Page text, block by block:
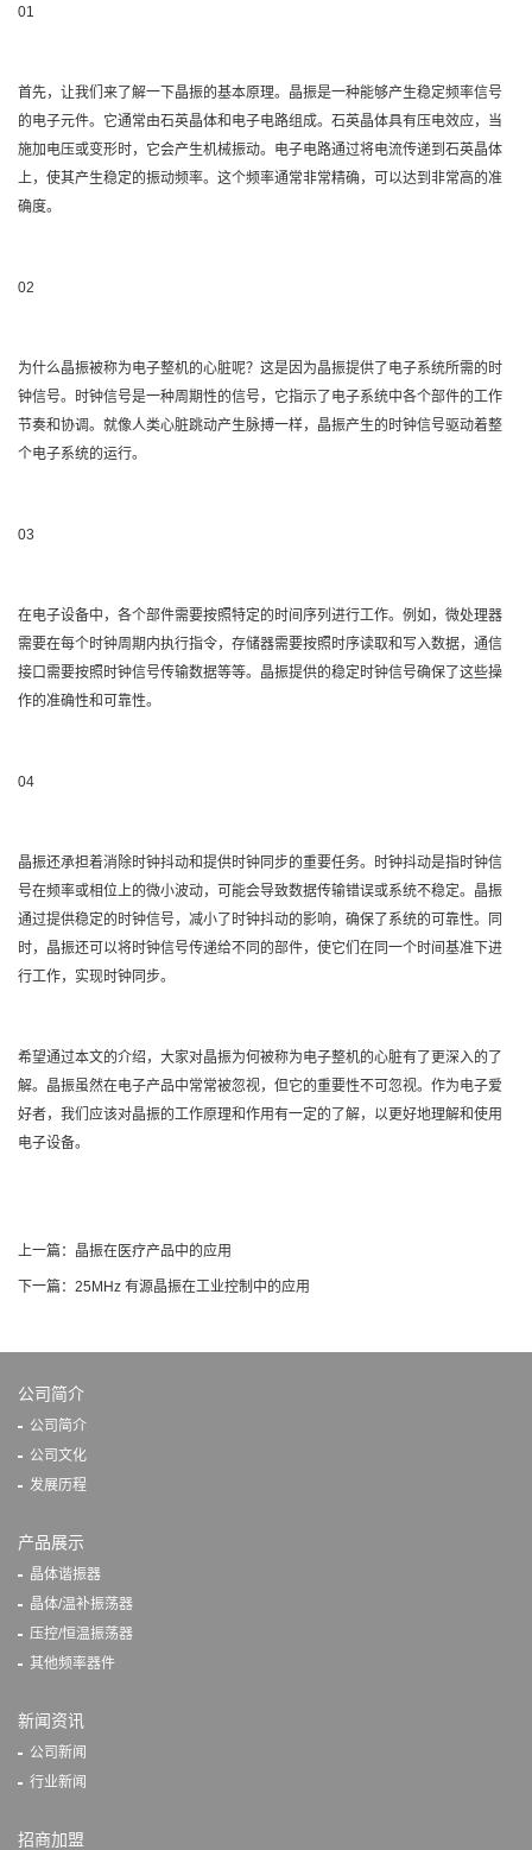
01
首先，让我们来了解一下晶振的基本原理。晶振是一种能够产生稳定频率信号
的电子元件。它通常由石英晶体和电子电路组成。石英晶体具有压电效应，当
施加电压或变形时，它会产生机械振动。电子电路通过将电流传递到石英晶体
上，使其产生稳定的振动频率。这个频率通常非常精确，可以达到非常高的准
确度。
02
为什么晶振被称为电子整机的心脏呢？这是因为晶振提供了电子系统所需的时
钟信号。时钟信号是一种周期性的信号，它指示了电子系统中各个部件的工作
节奏和协调。就像人类心脏跳动产生脉搏一样，晶振产生的时钟信号驱动着整
个电子系统的运行。
03
在电子设备中，各个部件需要按照特定的时间序列进行工作。例如，微处理器
需要在每个时钟周期内执行指令，存储器需要按照时序读取和写入数据，通信
接口需要按照时钟信号传输数据等等。晶振提供的稳定时钟信号确保了这些操
作的准确性和可靠性。
04
晶振还承担着消除时钟抖动和提供时钟同步的重要任务。时钟抖动是指时钟信
号在频率或相位上的微小波动，可能会导致数据传输错误或系统不稳定。晶振
通过提供稳定的时钟信号，减小了时钟抖动的影响，确保了系统的可靠性。同
时，晶振还可以将时钟信号传递给不同的部件，使它们在同一个时间基准下进
行工作，实现时钟同步。
希望通过本文的介绍，大家对晶振为何被称为电子整机的心脏有了更深入的了
解。晶振虽然在电子产品中常常被忽视，但它的重要性不可忽视。作为电子爱
好者，我们应该对晶振的工作原理和作用有一定的了解，以更好地理解和使用
电子设备。
上一篇： 晶振在医疗产品中的应用
下一篇： 25MHz 有源晶振在工业控制中的应用
公司简介
公司简介
公司文化
发展历程
产品展示
晶体谐振器
晶体/温补振荡器
压控/恒温振荡器
其他频率器件
新闻资讯
公司新闻
行业新闻
招商加盟